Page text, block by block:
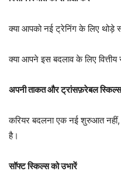
क्या आपको नई ट्रेनिंग के लिए थोड़े
क्या आपने इस बदलाव के लिए वित्तीय
अपनी ताकत और ट्रांसफ़रेबल
करियर बदलना एक नई शुरुआत
है।
सॉफ्ट स्किल्स को उभारें